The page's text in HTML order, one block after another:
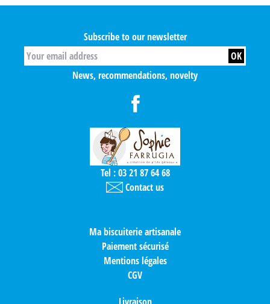
Tel : 03 21 87 64 68
Contact us
Ma biscuiterie artisanale
Paiement sécurisé
Mentions légales
CGV
Subscribe to our newsletter
News, recommendations, novelty